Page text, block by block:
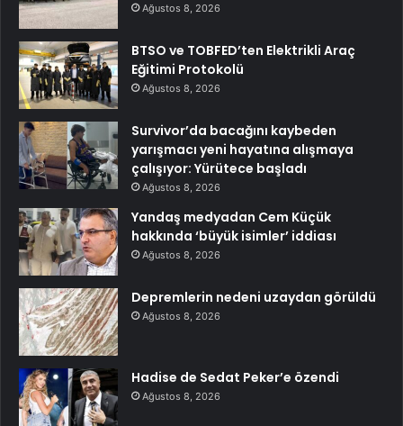
Ağustos 8, 2026
BTSO ve TOBFED’ten Elektrikli Araç
Eğitimi Protokolü
Ağustos 8, 2026
Survivor’da bacağını kaybeden
yarışmacı yeni hayatına alışmaya
çalışıyor: Yürütece başladı
Ağustos 8, 2026
Yandaş medyadan Cem Küçük
hakkında ‘büyük isimler’ iddiası
Ağustos 8, 2026
Depremlerin nedeni uzaydan görüldü
Ağustos 8, 2026
Hadise de Sedat Peker’e özendi
Ağustos 8, 2026